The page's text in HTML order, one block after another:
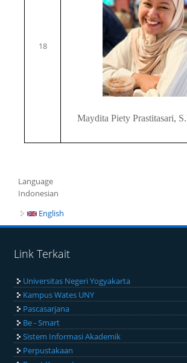
18
Maydita Piety Prastitasari,
Language
Indonesian
English
Link Terkait
Universitas Negeri Yogyakarta
Kampus Wates UNY
Pascasarjana
Be - Smart
Sistem Informasi Akademik
Perpustakaan